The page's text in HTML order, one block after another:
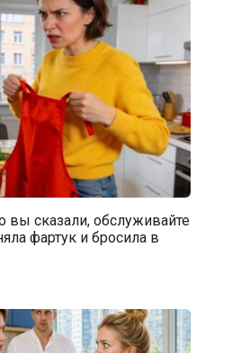
вы сказали, обслуживайте
фартук и бросила в